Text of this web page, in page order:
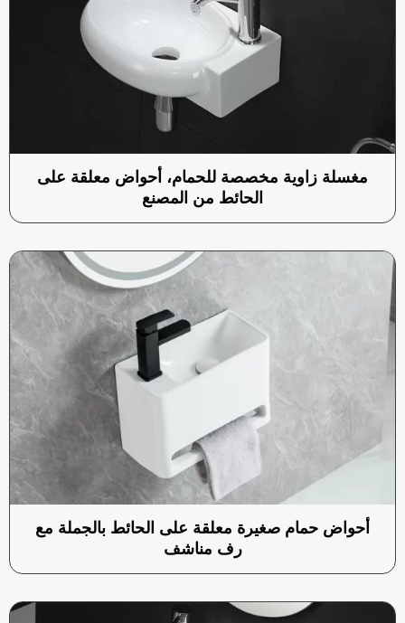
مغسلة زاوية مخصصة للحمام، أحواض معلقة على
الحائط من المصنع
أحواض حمام صغيرة معلقة على الحائط بالجملة مع
رف مناشف